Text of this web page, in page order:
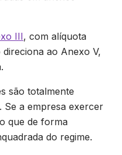
III, com alíquota
ao Anexo V,
são totalmente
Se a empresa exercer
que de forma
do regime.